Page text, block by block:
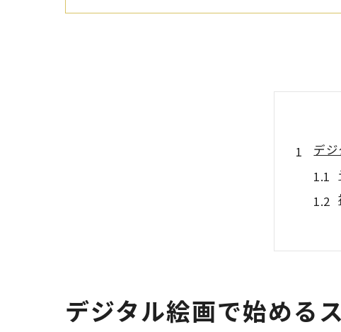
デ
ス
デジタル絵画で始める